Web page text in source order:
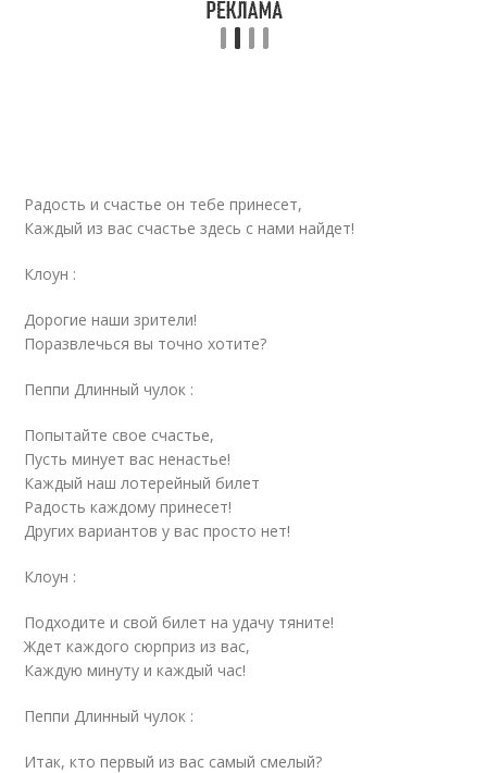
Радость и счастье он тебе принесет,
Каждый из вас счастье здесь с нами найдет!
Клоун :
Дорогие наши зрители!
Поразвлечься вы точно хотите?
Пеппи Длинный чулок :
Попытайте свое счастье,
Пусть минует вас ненастье!
Каждый наш лотерейный билет
Радость каждому принесет!
Других вариантов у вас просто нет!
Клоун :
Подходите и свой билет на удачу тяните!
Ждет каждого сюрприз из вас,
Каждую минуту и каждый час!
Пеппи Длинный чулок :
Итак, кто первый из вас самый смелый?